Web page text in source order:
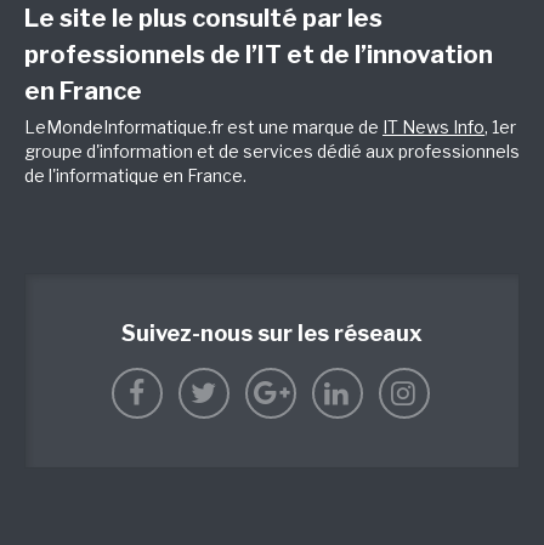
Le site le plus consulté par les
professionnels de l’IT et de l’innovation
en France
LeMondeInformatique.fr est une marque de IT News Info, 1er
groupe d'information et de services dédié aux professionnels
de l'informatique en France.
Suivez-nous sur les réseaux